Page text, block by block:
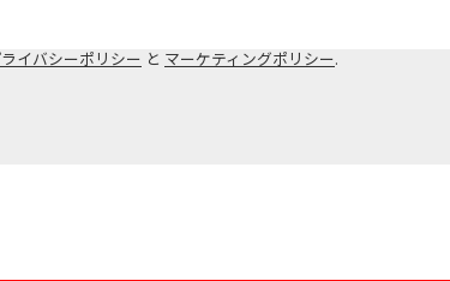
イバシーポリシー と マーケティングポリシー.